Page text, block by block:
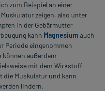
zum Beispiel an einer
zeigen, also unter
in der Gebärmutter
kann Magnesium auch
Periode eingenommen
können außerdem
mit dem Wirkstoff
die Muskulatur und kann
lindern.